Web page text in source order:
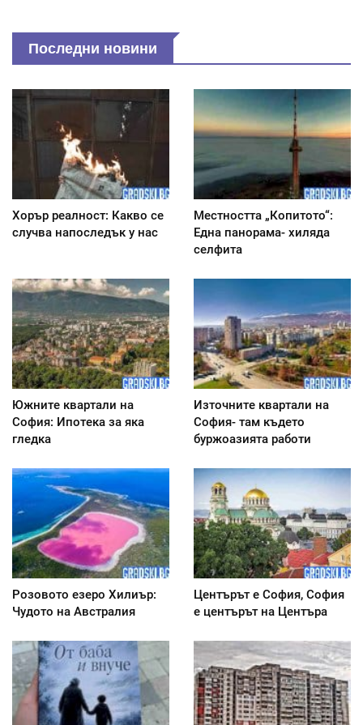
Последни новини
Хорър реалност: Какво се
случва напоследък у нас
Местността „Копитото“:
Една панорама- хиляда
селфита
Южните квартали на
София: Ипотека за яка
гледка
Източните квартали на
София- там където
буржоазията работи
Розовото езеро Хилиър:
Чудото на Австралия
Центърът е София, София
е центърът на Центъра